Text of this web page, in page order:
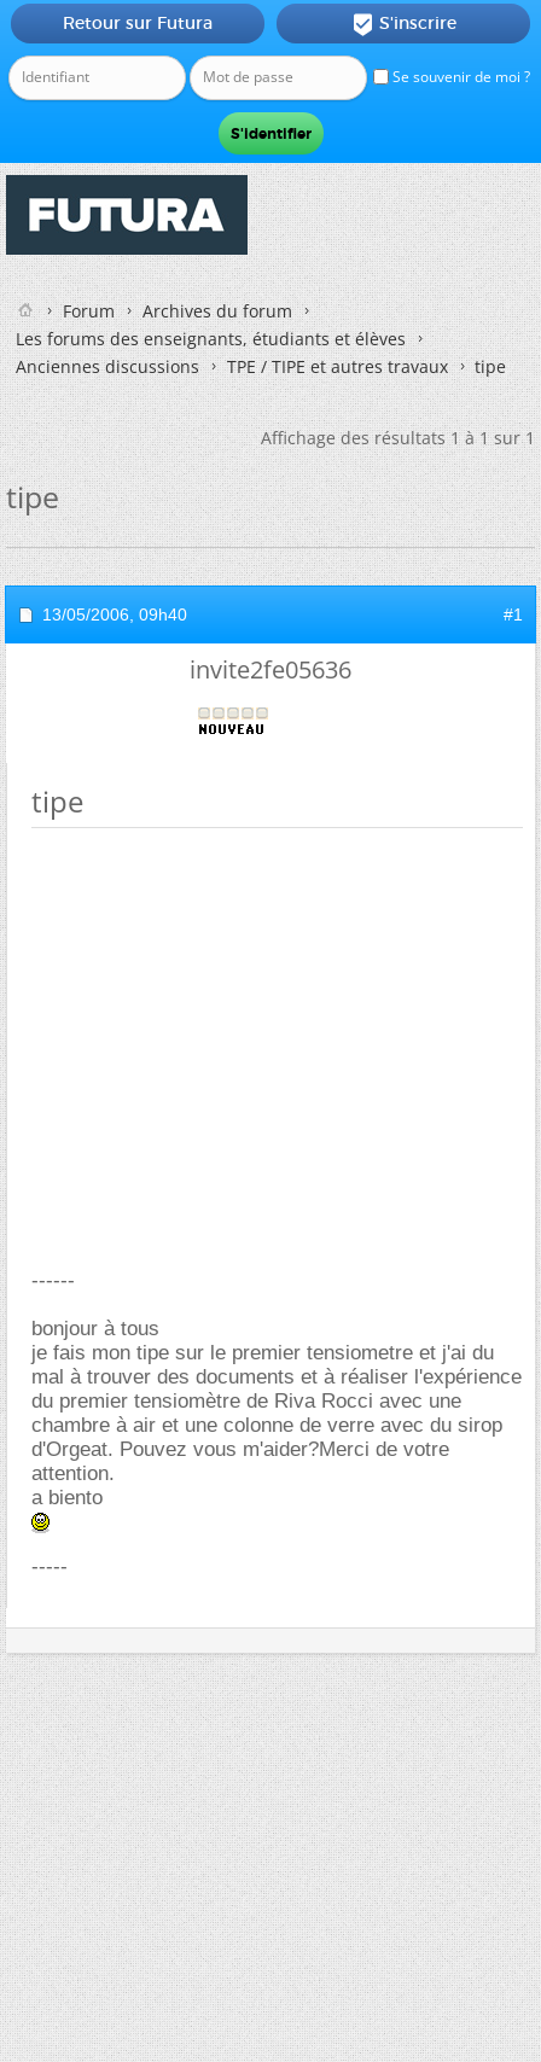
Se souvenir de moi ?
Retour sur Futura  S'inscrire
Forum
Archives du forum
Les forums des enseignants, étudiants et élèves
Anciennes discussions
TPE / TIPE et autres travaux tipe
Affichage des résultats 1 à 1 sur 1
tipe
13/05/2006, 09h40 #1
invite2fe05636
tipe
------
bonjour à tous
je fais mon tipe sur le premier tensiometre et j'ai du
mal à trouver des documents et à réaliser l'expérience
du premier tensiomètre de Riva Rocci avec une
chambre à air et une colonne de verre avec du sirop
d'Orgeat. Pouvez vous m'aider?Merci de votre
attention.
a biento
-----